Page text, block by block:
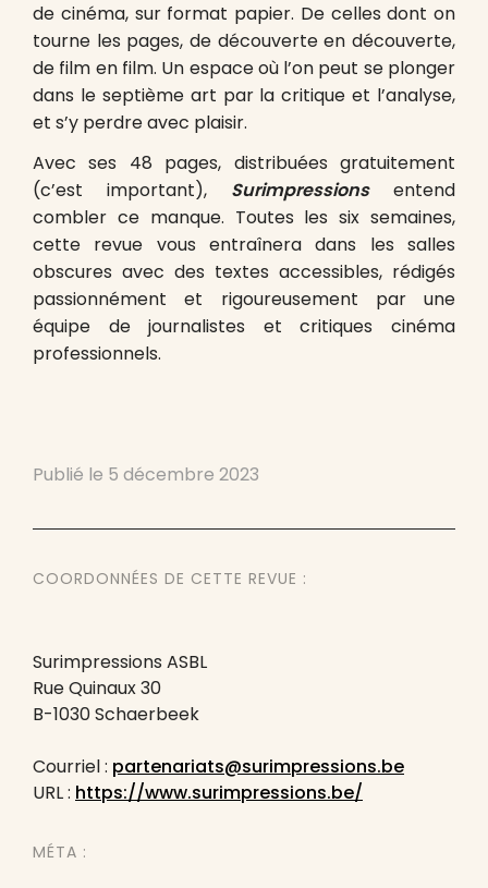
de cinéma, sur format papier. De celles dont on
tourne les pages, de découverte en découverte,
de film en film. Un espace où l’on peut se plonger
dans le septième art par la critique et l’analyse,
et s’y perdre avec plaisir.
Avec ses 48 pages, distribuées gratuitement
(c’est important), Surimpressions
entend
combler ce manque. Toutes les six semaines,
cette revue vous entraînera dans les salles
obscures avec des textes accessibles, rédigés
passionnément et rigoureusement par une
équipe de journalistes et critiques cinéma
professionnels.
Publié le 5 décembre 2023
COORDONNÉES DE CETTE REVUE :
Surimpressions ASBL
Rue Quinaux 30
B-1030 Schaerbeek
Courriel : partenariats@surimpressions.be
URL : https://www.surimpressions.be/
MÉTA :